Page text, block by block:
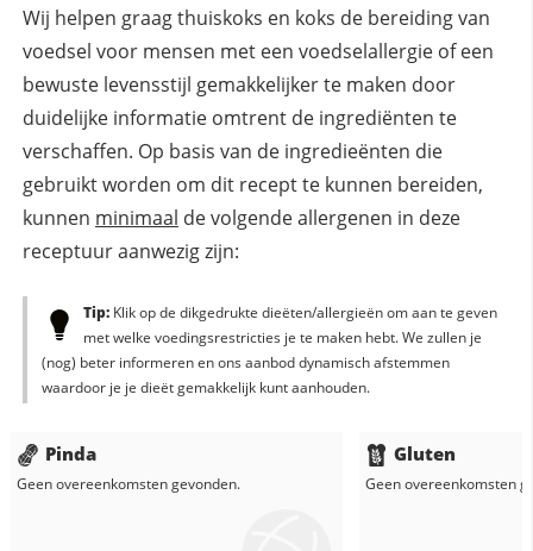
Wij helpen graag thuiskoks en koks de bereiding van
voedsel voor mensen met een voedselallergie of een
bewuste levensstijl gemakkelijker te maken door
duidelijke informatie omtrent de ingrediënten te
verschaffen. Op basis van de ingredieënten die
gebruikt worden om dit recept te kunnen bereiden,
kunnen minimaal de volgende allergenen in deze
receptuur aanwezig zijn:
Tip:Klik op de dikgedrukte dieëten/allergieën om aan te geven
met welke voedingsrestricties je te maken hebt. We zullen je
(nog) beter informeren en ons aanbod dynamisch afstemmen
waardoor je je dieët gemakkelijk kunt aanhouden.
Pinda
Geen overeenkomsten gevonden.
Gluten
Geen overeenkomsten